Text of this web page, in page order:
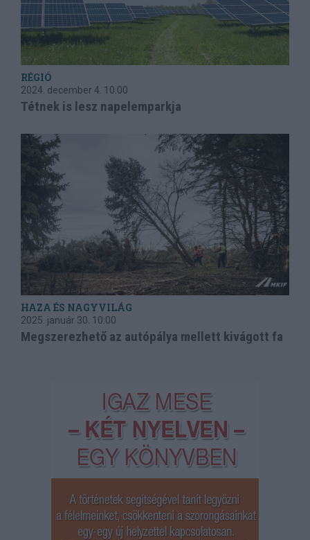
RÉGIÓ
2024. december 4. 10:00
Tétnek is lesz napelemparkja
HAZA ÉS NAGYVILÁG
2025. január 30. 10:00
Megszerezhető az autópálya mellett kivágott fa